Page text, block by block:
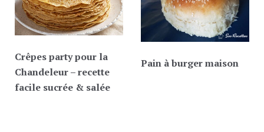
Crêpes party pour la
Chandeleur – recette
facile sucrée & salée
Pain à burger maison